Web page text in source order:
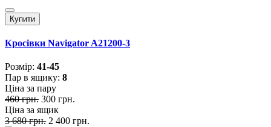
Купити
Кросівки Navigator A21200-3
Розмiр: 41-45
Пар в ящику: 8
Ціна за пару
460 грн. 300 грн.
Ціна за ящик
3 680 грн. 2 400 грн.